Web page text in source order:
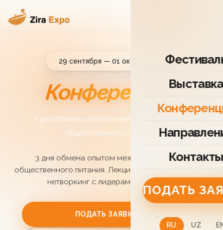
Выставка
Контакты
ПОДАТЬ
RU UZ
29 сентября — 01 октября 2026
Конференция
3 дня обмена опытом между экспертами
общественного питания
3 дня обмена опытом между экспертами
общественного питания. Лекции, открытые сессии и
нетворкинг с лидерами индустрии
ПОДАТЬ ЗАЯВКУ